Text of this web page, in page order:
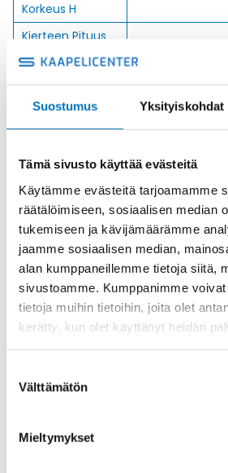
Suostumus Yksityiskohdat
Tämä sivusto käyttää evästeitä
Käytämme evästeitä tarjoamamme
räätälöimiseen, sosiaalisen median
tukemiseen ja kävijämäärämme
jaamme sosiaalisen median,
alan kumppaneillemme tietoja siitä,
sivustoamme. Kumppanimme
tietoja muihin tietoihin, joita olet
kerätty, kun olet käyttänyt heidän
valinta
Välttämätön
Mieltymykset
Korkeus H
Kierteen Pituus
Etim 7
Materiaali
Kierre
Ulkokierre Ag
Normen
Max [C]
Käyttölämpötila
O-Rengas
Kotelointiluokka
[Mm]
Setrifikaatti